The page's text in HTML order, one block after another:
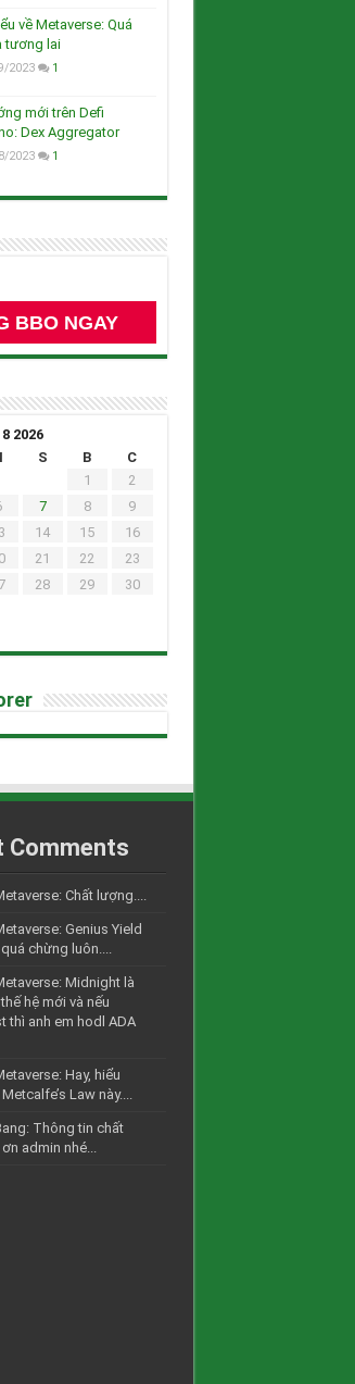
về Metaverse: Quá
tương lai
2023 1
mới trên Defi
Dex Aggregator
2023 1
BBO NGAY
2026
S B
C
1
2
7 8
9
14 15
16
21 22
23
28 29
30
Comments
Chất lượng....
Genius Yield
chừng luôn....
Midnight là
hệ mới và nếu
thì anh em hodl ADA
Hay, hiểu
Law này....
Thông tin chất
admin nhé...